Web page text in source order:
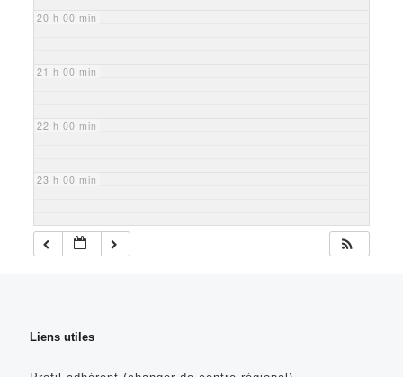
20 h 00 min
21 h 00 min
22 h 00 min
23 h 00 min
Liens utiles